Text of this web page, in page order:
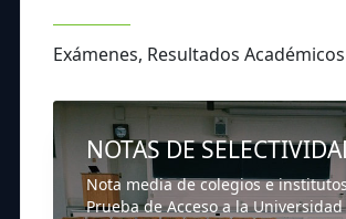
Exámenes, Resultados
NOTAS DE
Nota media de colegios e
Prueba de Acceso a la Universidad